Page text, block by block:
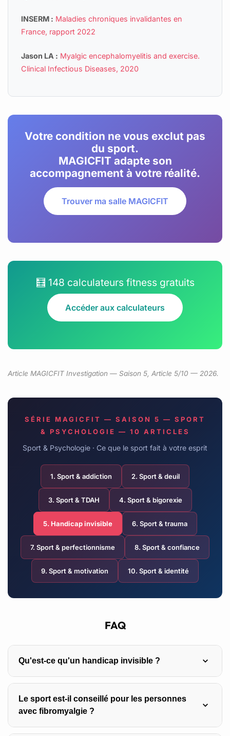
INSERM : Maladies chroniques invalidantes en
France, rapport 2022
Jason LA : Myalgic encephalomyelitis and exercise.
Clinical Infectious Diseases, 2020
Votre condition ne vous exclut pas
du sport.
MAGICFIT adapte son
accompagnement à votre réalité.
Trouver ma salle MAGICFIT
🧮 148 calculateurs fitness gratuits
Accéder aux calculateurs
Article MAGICFIT Investigation — Saison 5, Article 5/10 — 2026.
SÉRIE MAGICFIT — SAISON 5 — SPORT
& PSYCHOLOGIE — 10 ARTICLES
Sport & Psychologie · Ce que le sport fait à votre esprit
1. Sport & addiction 2. Sport & deuil
3. Sport & TDAH 4. Sport & bigorexie
5. Handicap invisible 6. Sport & trauma
7. Sport & perfectionnisme 8. Sport & confiance
9. Sport & motivation 10. Sport & identité
FAQ
Qu'est-ce qu'un handicap invisible ?
Un handicap invisible est une maladie chronique non
ou le lupus, qui affecte environ 12 millions de personnes
Le sport est-il conseillé pour les personnes
avec fibromyalgie ?